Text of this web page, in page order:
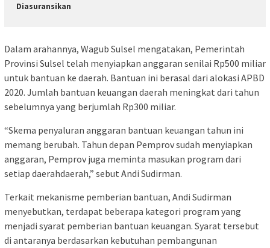
Diasuransikan
Dalam arahannya, Wagub Sulsel mengatakan, Pemerintah
Provinsi Sulsel telah menyiapkan anggaran senilai Rp500 miliar
untuk bantuan ke daerah. Bantuan ini berasal dari alokasi APBD
2020. Jumlah bantuan keuangan daerah meningkat dari tahun
sebelumnya yang berjumlah Rp300 miliar.
“Skema penyaluran anggaran bantuan keuangan tahun ini
memang berubah. Tahun depan Pemprov sudah menyiapkan
anggaran, Pemprov juga meminta masukan program dari
setiap daerahdaerah,” sebut Andi Sudirman.
Terkait mekanisme pemberian bantuan, Andi Sudirman
menyebutkan, terdapat beberapa kategori program yang
menjadi syarat pemberian bantuan keuangan. Syarat tersebut
di antaranya berdasarkan kebutuhan pembangunan